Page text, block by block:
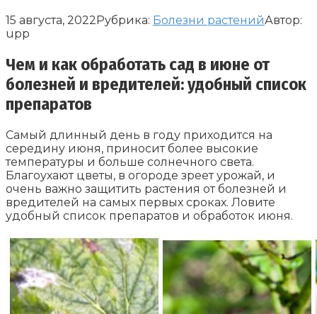
15 августа, 2022Рубрика: Болезни растенийАвтор:
upp
Чем и как обработать сад в июне от
болезней и вредителей: удобный список
препаратов
Самый длинный день в году приходится на
середину июня, приносит более высокие
температуры и больше солнечного света.
Благоухают цветы, в огороде зреет урожай, и
очень важно защитить растения от болезней и
вредителей на самых первых сроках. Ловите
удобный список препаратов и обработок июня.